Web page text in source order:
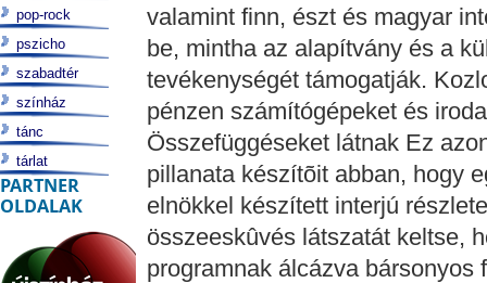
valamint finn, észt és magyar
be, mintha az alapítvány és a
tevékenységét támogatják.
pénzen számítógépeket és
Összefüggéseket látnak Ez
pillanata készítõit abban, hogy
elnökkel készített interjú
összeeskûvés látszatát keltse,
programnak álcázva
pop-rock
pszicho
szabadtér
színház
tánc
tárlat
PARTNER
OLDALAK